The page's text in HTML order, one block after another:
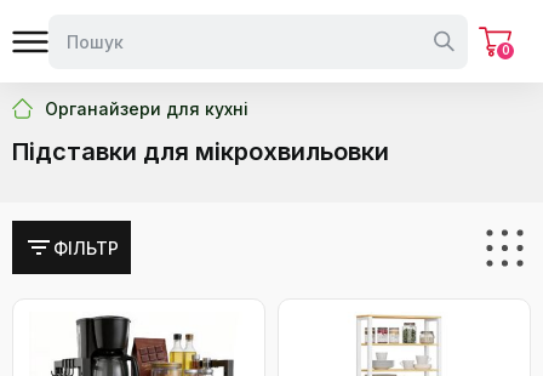
0
Органайзери для кухні
Підставки для мікрохвильовки
ФІЛЬТР